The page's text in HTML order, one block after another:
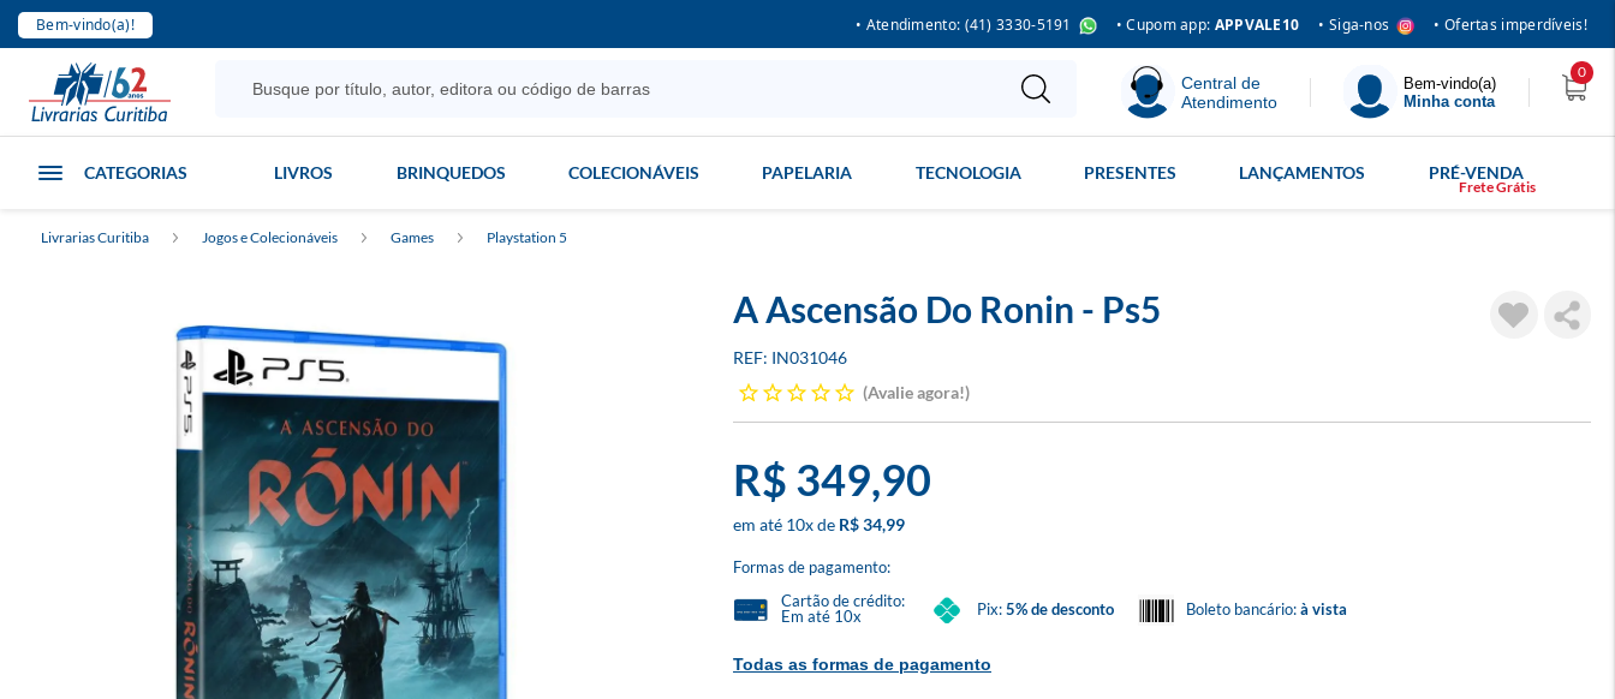
Bem-vindo(a)! • Atendimento: (41) 3330-5191 • Cupom app: APPVALE10 • Siga-nos • Ofertas imperdíveis!
Central de
Atendimento
Bem-vindo(a)
Minha conta
0
CATEGORIAS LIVROS BRINQUEDOS COLECIONÁVEIS PAPELARIA TECNOLOGIA PRESENTES LANÇAMENTOS PRÉ-VENDA
Livrarias Curitiba Jogos e Colecionáveis Games Playstation 5
A Ascensão Do Ronin - Ps5
IN031046
Avalie agora!
R$ 349,90
10x R$ 34,99
Formas de pagamento:
Todas as formas de pagamento
Cartão de crédito:
Em até 10x
Pix:5% de desconto Boleto bancário:à vista